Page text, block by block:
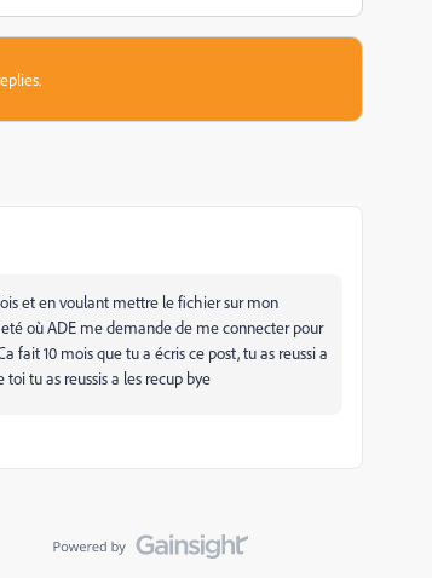
et en voulant mettre le fichier sur mon
où ADE me demande de me connecter pour
fait 10 mois que tu a écris ce post, tu as reussi a
tu as reussis a les recup bye